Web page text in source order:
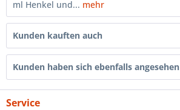
ml Henkel und... mehr
Kunden kauften auch
Kunden haben sich ebenfalls angesehen
Service